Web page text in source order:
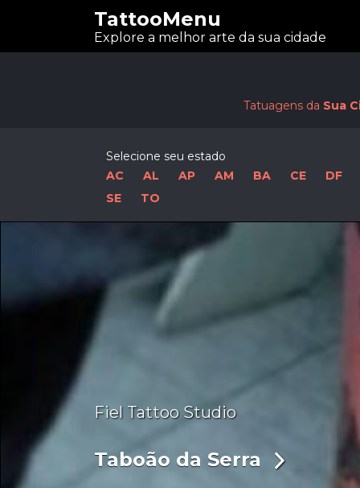
TattooMenu
Explore a melhor arte da sua cidade
Tatuagens da Sua
Selecione seu estado
AC
AL AP AM BA CE
DF
SE
TO
Fiel Tattoo Studio
Taboão da Serra